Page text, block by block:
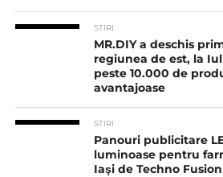
STIRI
MR.DIY a deschis
regiunea de est, la
peste 10.000 de
avantajoase
STIRI
Panouri publicitare
luminoase pentru
Iaşi de Techno Fusion